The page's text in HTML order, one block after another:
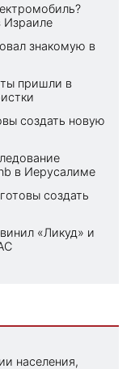
Израиле
знакомую в
пришли в
создать новую
в Иерусалиме
создать
«Ликуд» и
населения,